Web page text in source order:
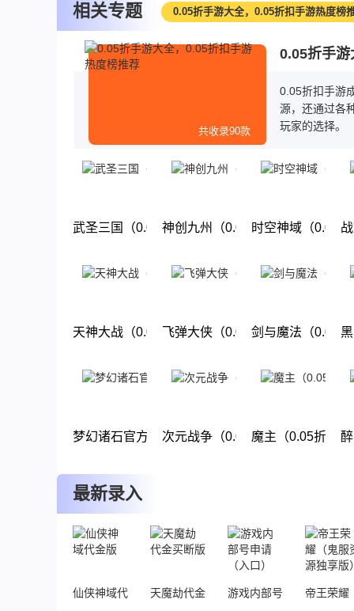
相关专题 0.05折手游大全，0.05折扣手游热度榜
共收录90款
0.05折手
0.05折扣手游
源，还通过各
玩家的选择。
武圣三国（0.05小霸王送代金）
下载
神创九州（0.05折西游修仙记）
下载
时空神域（0.05
下载
天神大战（0.05折圣言后传）
下载
飞弹大侠（0.05折6480免费版）
下载
剑与魔法（0.05
下载
梦幻诸石官方版（0.05折免单版）
次元战争（0.05折天天酷跑）
魔主（0.05折幽
最新录入
仙侠神域代金版 天魔劫代金买断版游戏内部号申请（入口）
帝王荣耀